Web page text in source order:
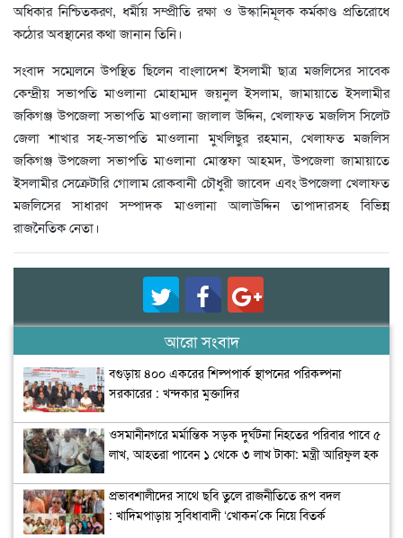
অধিকার নিশ্চিতকরণ, ধর্মীয় সম্প্রীতি রক্ষা ও উস্কানিমূলক কর্মকাণ্ড প্রতিরোধে
কঠোর অবস্থানের কথা জানান তিনি।
সংবাদ সম্মেলনে উপস্থিত ছিলেন বাংলাদেশ ইসলামী ছাত্র মজলিসের সাবেক
কেন্দ্রীয় সভাপতি মাওলানা মোহাম্মদ জয়নুল ইসলাম, জামায়াতে ইসলামীর
জকিগঞ্জ উপজেলা সভাপতি মাওলানা জালাল উদ্দিন, খেলাফত মজলিস সিলেট
জেলা শাখার সহ-সভাপতি মাওলানা মুখলিছুর রহমান, খেলাফত মজলিস
জকিগঞ্জ উপজেলা সভাপতি মাওলানা মোস্তফা আহমদ, উপজেলা জামায়াতে
ইসলামীর সেক্রেটারি গোলাম রোকবানী চৌধুরী জাবেদ এবং উপজেলা খেলাফত
মজলিসের সাধারণ সম্পাদক মাওলানা আলাউদ্দিন তাপাদারসহ বিভিন্ন
রাজনৈতিক নেতা।
আরো সংবাদ
বগুড়ায় ৪০০ একরের শিল্পপার্ক স্থাপনের পরিকল্পনা
সরকারের : খন্দকার মুক্তাদির
ওসমানীনগরে মর্মান্তিক সড়ক দুর্ঘটনা নিহতের পরিবার পাবে ৫
লাখ, আহতরা পাবেন ১ থেকে ৩ লাখ টাকা: মন্ত্রী আরিফুল হক
প্রভাবশালীদের সাথে ছবি তুলে রাজনীতিতে রূপ বদল
: খাদিমপাড়ায় সুবিধাবাদী ‘খোকন’কে নিয়ে বিতর্ক